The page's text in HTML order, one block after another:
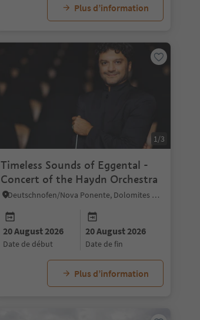
Plus d’information
1/3
Timeless Sounds of Eggental -
Concert of the Haydn Orchestra
Deutschnofen/Nova Ponente, Dolomites Region Eggental
20 August 2026
date de début
20 August 2026
date de fin
Plus d’information